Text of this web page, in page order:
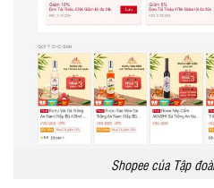
Shopee của Tập